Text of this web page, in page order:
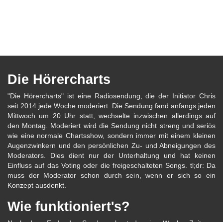
Die Hörercharts
"Die Hörercharts" ist eine Radiosendung, die der Initiator Chris
seit 2014 jede Woche moderiert. Die Sendung fand anfangs jeden
Mittwoch um 20 Uhr statt, wechselte inzwischen allerdings auf
den Montag. Moderiert wird die Sendung nicht streng und seriös
wie eine normale Chartsshow, sondern immer mit einem kleinen
Augenzwinkern und den persönlichen Zu- und Abneigungen des
Moderators. Dies dient nur der Unterhaltung und hat keinen
Einfluss auf das Voting oder die freigeschalteten Songs. tl;dr: Da
muss der Moderator schon durch sein, wenn er sich so ein
Konzept ausdenkt.
Wie funktioniert's?